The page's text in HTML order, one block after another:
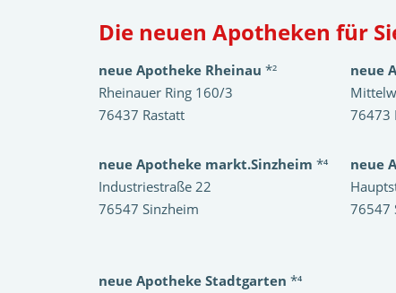
Die neuen Apotheken für
neue Apotheke Rheinau *²
Rheinauer Ring 160/3
76437 Rastatt
neue
76473
neue Apotheke markt.Sinzheim *⁴
Industriestraße 22
76547 Sinzheim
neue
76547
neue Apotheke Stadtgarten *⁴